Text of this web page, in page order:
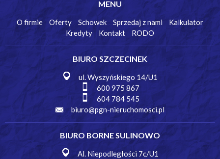
MENU
O firmie Oferty Schowek Sprzedaj z nami
Kalkulator
Kredyty
Kontakt RODO
BIURO SZCZECINEK
ul. Wyszyńskiego 14/U1
600 975 867
604 784 545
biuro@pgn-nieruchomosci.pl
BIURO BORNE SULINOWO
Al. Niepodległości 7c/U1